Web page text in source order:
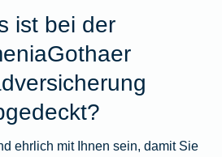
ist bei der
ehrlich mit Ihnen sein, damit Sie